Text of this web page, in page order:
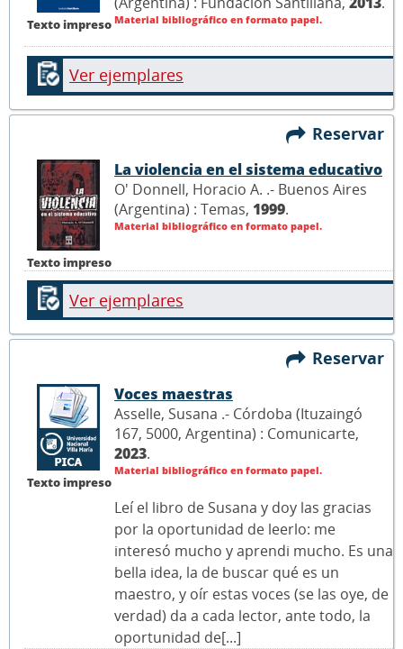
Texto impreso Material bibliográfico en formato papel.
Ver ejemplares
Reservar
Texto impreso
La violencia en el sistema educativo
O' Donnell, Horacio A. .- Buenos Aires
(Argentina) : Temas, 1999.
Material bibliográfico en formato papel.
Ver ejemplares
Reservar
Texto impreso
Voces maestras
Asselle, Susana .- Córdoba (Ituzaingó
167, 5000, Argentina) : Comunicarte,
2023.
Material bibliográfico en formato papel.
Leí el libro de Susana y doy las gracias
por la oportunidad de leerlo: me
interesó mucho y aprendi mucho. Es una
bella idea, la de buscar qué es un
maestro, y oír estas voces (se las oye, de
verdad) da a cada lector, ante todo, la
oportunidad de[...]